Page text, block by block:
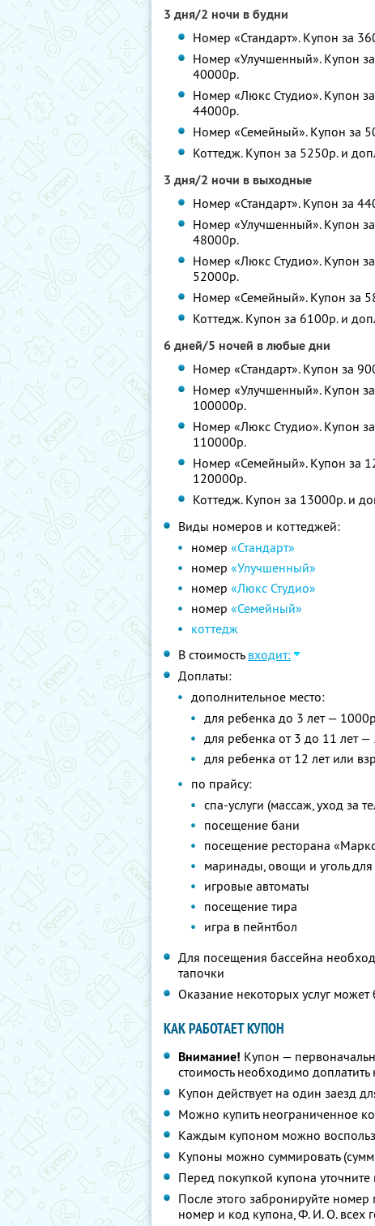
3 дня/2 ночи в будни
Номер «Стандарт». Купон за
Номер «Улучшенный». Купон
40000р.
Номер «Люкс Студио». Купон
44000р.
Номер «Семейный». Купон за
Коттедж. Купон за 5250р. и
3 дня/2 ночи в выходные
Номер «Стандарт». Купон за
Номер «Улучшенный». Купон
48000р.
Номер «Люкс Студио». Купон
52000р.
Номер «Семейный». Купон за
Коттедж. Купон за 6100р. и
6 дней/5 ночей в любые дни
Номер «Стандарт». Купон за
Номер «Улучшенный». Купон
100000р.
Номер «Люкс Студио». Купон
110000р.
Номер «Семейный». Купон за
120000р.
Коттедж. Купон за 13000р. и
Виды номеров и коттеджей:
номер «Стандарт»
номер «Улучшенный»
номер «Люкс Студио»
номер «Семейный»
коттедж
В стоимость входит:
Доплаты:
дополнительное место:
для ребенка до 3 лет —
для ребенка от 3 до 11 лет —
для ребенка от 12 лет или
по прайсу:
спа-услуги (массаж, уход за
посещение бани
посещение ресторана
маринады, овощи и уголь
игровые автоматы
посещение тира
игра в пейнтбол
Для посещения бассейна
тапочки
Оказание некоторых услуг
КАК РАБОТАЕТ КУПОН
Внимание! Купон —
стоимость необходимо доплатить
Купон действует на один заезд
Можно купить неограниченное
Каждым купоном можно
Купоны можно суммировать
Перед покупкой купона
После этого забронируйте
номер и код купона,Ф. И. О.всех